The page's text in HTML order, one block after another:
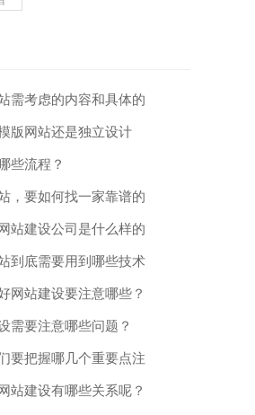
需考虑的内容和具体的
版网站还是独立设计
些流程？
，要如何找一家靠谱的
站建设公司是什么样的
到底需要用到哪些技术
网站建设要注意哪些？
需要注意哪些问题？
要把握哪几个重要点注
站建设有哪些关系呢？